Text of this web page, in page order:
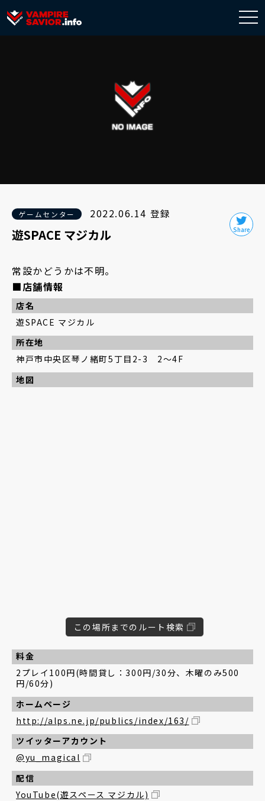
ゲームセンター 2022.06.14 登録
遊SPACE マジカル
常設かどうかは不明。
■店舗情報
店名
遊SPACE マジカル
所在地
神戸市中央区琴ノ緒町5丁目2-3 2～4F
地図
この場所までのルート検索
料金
2プレイ100円(時間貸し：300円/30分、木曜のみ500
円/60分)
ホームページ
http://alps.ne.jp/publics/index/163/
ツイッターアカウント
@yu_magical
配信
YouTube(遊スペース マジカル)